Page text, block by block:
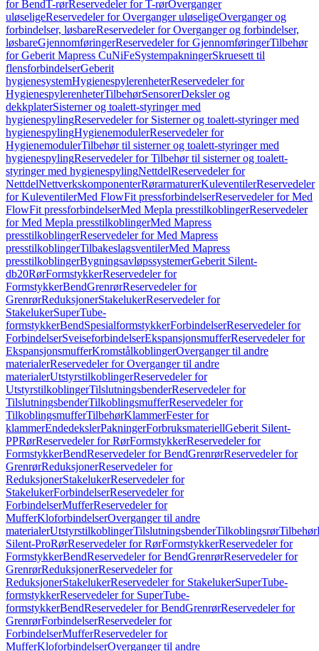
for BendT-rørReservedeler for T-rørOverganger
uløseligeReservedeler for Overganger uløseligeOverganger og
forbindelser, løsbareReservedeler for Overganger og forbindelser,
løsbareGjennomføringerReservedeler for GjennomføringerTilbehør
for Geberit Mapress CuNiFeSystempakningerSkruesett til
flensforbindelserGeberit
hygienesystemHygienespylerenheterReservedeler for
HygienespylerenheterTilbehørSensorerDeksler og
dekkplaterSisterner og toalett-styringer med
hygienespylingReservedeler for Sisterner og toalett-styringer med
hygienespylingHygienemodulerReservedeler for
HygienemodulerTilbehør til sisterner og toalett-styringer med
hygienespylingReservedeler for Tilbehør til sisterner og toalett-
styringer med hygienespylingNettdelReservedeler for
NettdelNettverkskomponenterRørarmaturerKuleventilerReservedeler
for KuleventilerMed FlowFit pressforbindelserReservedeler for Med
FlowFit pressforbindelserMed Mepla presstilkoblingerReservedeler
for Med Mepla presstilkoblingerMed Mapress
presstilkoblingerReservedeler for Med Mapress
presstilkoblingerTilbakeslagsventilerMed Mapress
presstilkoblingerBygningsavløpssystemerGeberit Silent-
db20RørFormstykkerReservedeler for
FormstykkerBendGrenrørReservedeler for
GrenrørReduksjonerStakelukerReservedeler for
StakelukerSuperTube-
formstykkerBendSpesialformstykkerForbindelserReservedeler for
ForbindelserSveiseforbindelserEkspansjonsmufferReservedeler for
EkspansjonsmufferKromstålkoblingerOverganger til andre
materialerReservedeler for Overganger til andre
materialerUtstyrstilkoblingerReservedeler for
UtstyrstilkoblingerTilslutningsbenderReservedeler for
TilslutningsbenderTilkoblingsmufferReservedeler for
TilkoblingsmufferTilbehørKlammerFester for
klammerEndedekslerPakningerForbruksmateriellGeberit Silent-
PPRørReservedeler for RørFormstykkerReservedeler for
FormstykkerBendReservedeler for BendGrenrørReservedeler for
GrenrørReduksjonerReservedeler for
ReduksjonerStakelukerReservedeler for
StakelukerForbindelserReservedeler for
ForbindelserMufferReservedeler for
MufferKloforbindelserOverganger til andre
materialerUtstyrstilkoblingerTilslutningsbenderTilkoblingsrørTilbehør
Silent-ProRørReservedeler for RørFormstykkerReservedeler for
FormstykkerBendReservedeler for BendGrenrørReservedeler for
GrenrørReduksjonerReservedeler for
ReduksjonerStakelukerReservedeler for StakelukerSuperTube-
formstykkerReservedeler for SuperTube-
formstykkerBendReservedeler for BendGrenrørReservedeler for
GrenrørForbindelserReservedeler for
ForbindelserMufferReservedeler for
MufferKloforbindelserOverganger til andre